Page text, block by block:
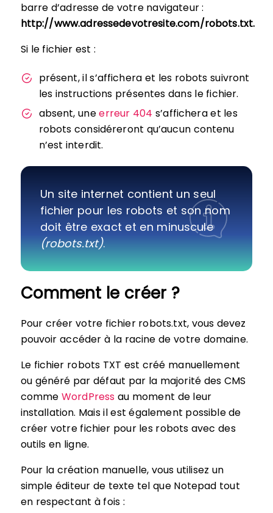
barre d’adresse de votre navigateur :
http://www.adressedevotresite.com/robots.txt.
Si le fichier est :
présent, il s’affichera et les robots suivront
les instructions présentes dans le fichier.
absent, uneerreur 404 s’affichera et les
robots considéreront qu’aucun contenu
n’est interdit.
Un site internet contient un seul
fichier pour les robots et son nom
doit être exact et en minuscule
(robots.txt).
Comment le créer ?
Pour créer votre fichier robots.txt, vous devez
pouvoir accéder à la racine de votre domaine.
Le fichier robots TXT est créé manuellement
ou généré par défaut par la majorité des CMS
comme WordPress au moment de leur
installation. Mais il est également possible de
créer votre fichier pour les robots avec des
outils en ligne.
Pour la création manuelle, vous utilisez un
simple éditeur de texte tel que Notepad tout
en respectant à fois :